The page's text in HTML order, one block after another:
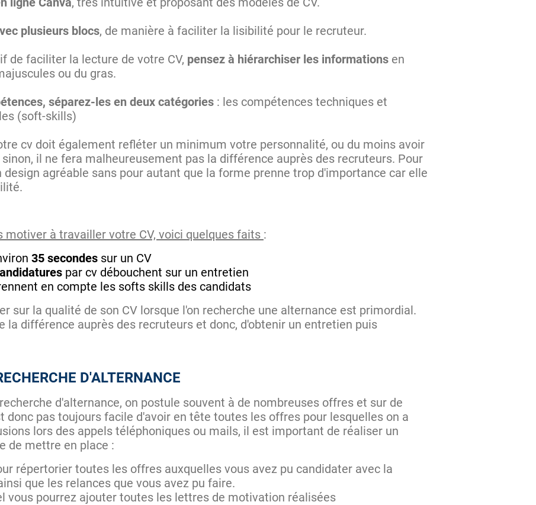
plusieurs blocs, de manière à faciliter la lisibilité pour le recruteur.
de faciliter la lecture de votre CV, pensez à hiérarchiser les informations en
ou du gras.
séparez-les en deux catégories : les compétences techniques et
(soft-skills)
cv doit également refléter un minimum votre personnalité, ou du moins avoir
il ne fera malheureusement pas la différence auprès des recruteurs. Pour
design agréable sans pour autant que la forme prenne trop d'importance car elle
motiver à travailler votre CV, voici quelques faits :
35 secondes sur un CV
par cv débouchent sur un entretien
en compte les softs skills des candidats
sur la qualité de son CV lorsque l'on recherche une alternance est primordial.
la différence auprès des recruteurs et donc, d'obtenir un entretien puis
D'ALTERNANCE
d'alternance, on postule souvent à de nombreuses offres et sur de
donc pas toujours facile d'avoir en tête toutes les offres pour lesquelles on a
lors des appels téléphoniques ou mails, il est important de réaliser un
de mettre en place :
répertorier toutes les offres auxquelles vous avez pu candidater avec la
que les relances que vous avez pu faire.
vous pourrez ajouter toutes les lettres de motivation réalisées